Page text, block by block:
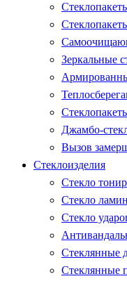
Зеркальные
Джамбо-
Вызов
Стеклоизделия
Стекло
Стекло
Стекло
Стеклянные
Стеклянные